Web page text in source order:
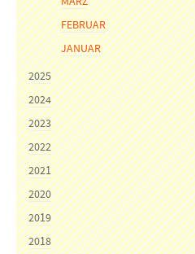
FEBRUAR
JANUAR
2025
2024
2023
2022
2021
2020
2019
2018